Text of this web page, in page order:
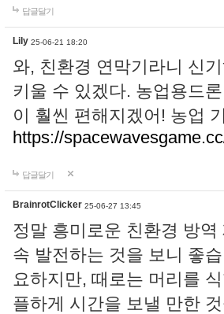
답글달기
Lily 25-06-21 18:20
와, 친환경 연막기라니 신
키울 수 있겠다. 농업용드
이 훨씬 편해지겠어! 농업
https://
답글달기
BrainrotClicker 25-06-27 13:45
정말 흥미로운 친환경 방
속 발전하는 것을 보니 좋
요하지만, 때로는 머리를
플하게 시간을 보낼 만한